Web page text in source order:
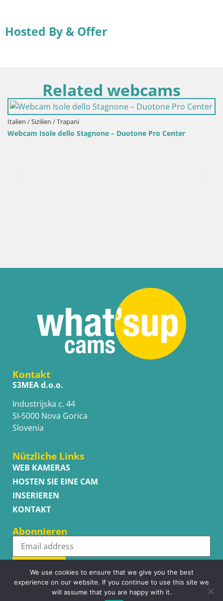
Hosted By & Offer
Related webcams
Stagnone – Duotone Pro Center
Kontakt
S3MEA d.o.o.
Industrijska c. 44
SI-5000 Nova Gorica
Slovenia
Nützliche Links
WEB KAMERAS
HOSTEN SIE EINE CAM
INSERIEREN
KONTAKT
Abonnieren
Subscribe
We use cookies to ensure that we give you the best
experience on our website. If you continue to use this site we
will assume that you are happy with it.